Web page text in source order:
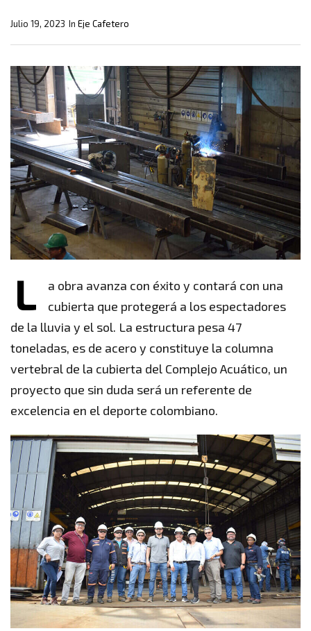
In Eje Cafetero
Julio 19, 2023
L
a obra avanza con éxito y contará con una
cubierta que protegerá a los espectadores
de la lluvia y el sol. La estructura pesa 47
toneladas, es de acero y constituye la columna
vertebral de la cubierta del Complejo Acuático, un
proyecto que sin duda será un referente de
excelencia en el deporte colombiano.